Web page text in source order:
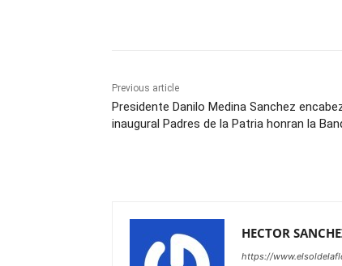
Previous article
Presidente Danilo Medina Sanchez
inaugural Padres de la Patria honran la
HECTOR
https://